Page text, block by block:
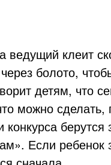
ведущий клеит
болото,
детям, что
можно сделать,
конкурса берутся
Если ребенок